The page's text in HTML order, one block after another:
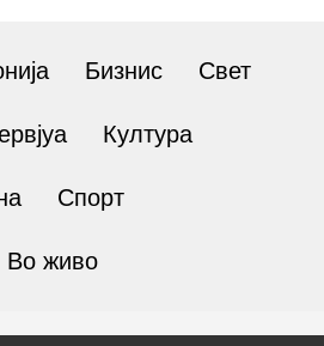
Бизнис Свет
Култура
Спорт
Во живо